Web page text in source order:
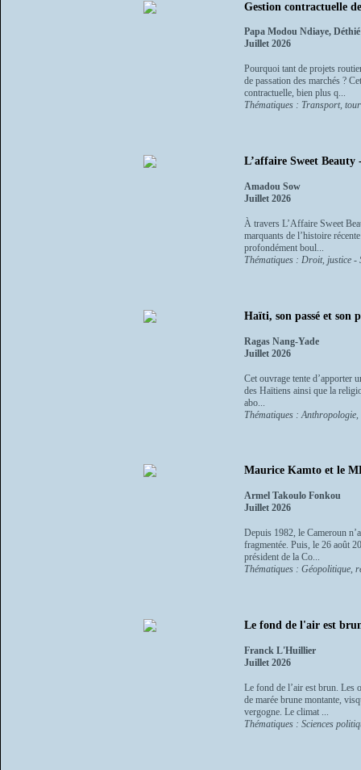
Gestion contractuelle
Papa Modou Ndiaye,
Juillet 2026
Pourquoi tant de projets
de passation des marchés ?
contractuelle, bien plus q...
Thématiques : Transport,
L’affaire Sweet
Amadou Sow
Juillet 2026
À travers L’Affaire Sweet
marquants de l’histoire
profondément boul...
Thématiques : Droit, justice -
Haïti, son passé et son
Ragas Nang-Yade
Juillet 2026
Cet ouvrage tente d’apporter
des Haïtiens ainsi que la
abo...
Thématiques :
Maurice Kamto et le
Armel Takoulo Fonkou
Juillet 2026
Depuis 1982, le Cameroun
fragmentée. Puis, le 26 août
président de la Co...
Thématiques : Géopolitique,
Le fond de l'air est
Franck L'Huillier
Juillet 2026
Le fond de l’air est brun. Les
de marée brune montante,
vergogne. Le climat ...
Thématiques : Sciences